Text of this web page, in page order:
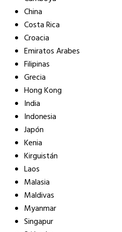
China
Costa Rica
Croacia
Emiratos Arabes
Filipinas
Grecia
Hong Kong
India
Indonesia
Japón
Kenia
Kirguistán
Laos
Malasia
Maldivas
Myanmar
Singapur